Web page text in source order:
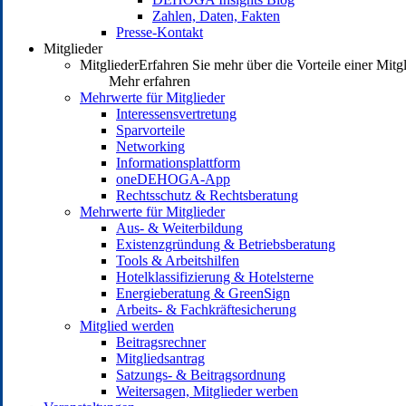
Zahlen, Daten, Fakten
Presse-Kontakt
Mitglieder
MitgliederErfahren Sie mehr über die Vorteile einer
Mehr erfahren
Mehrwerte für Mitglieder
Interessensvertretung
Sparvorteile
Networking
Informationsplattform
oneDEHOGA-App
Rechtsschutz & Rechtsberatung
Mehrwerte für Mitglieder
Aus- & Weiterbildung
Existenzgründung & Betriebsberatung
Tools & Arbeitshilfen
Hotelklassifizierung & Hotelsterne
Energieberatung & GreenSign
Arbeits- & Fachkräftesicherung
Mitglied werden
Beitragsrechner
Mitgliedsantrag
Satzungs- & Beitragsordnung
Weitersagen, Mitglieder werben